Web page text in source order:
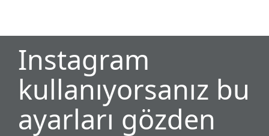
Instagram
kullanıyorsanız bu
ayarları gözden